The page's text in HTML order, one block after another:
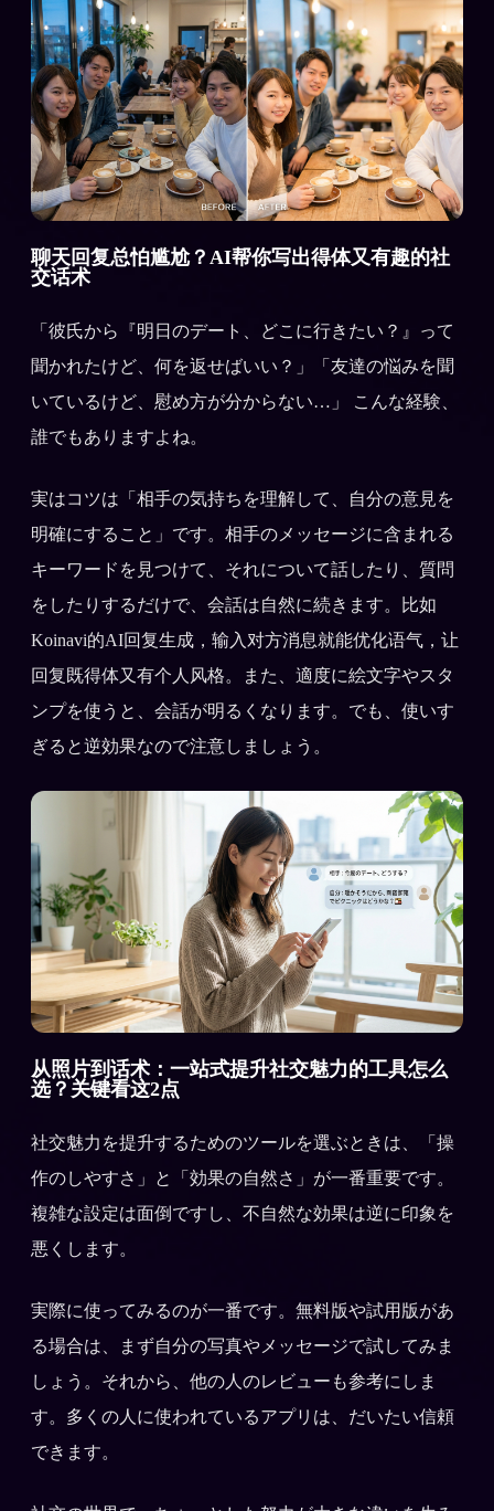
聊天回复总怕尴尬？AI帮你写出得体又有趣的社
交话术
「彼氏から『明日のデート、どこに行きたい？』って
聞かれたけど、何を返せばいい？」「友達の悩みを聞
いているけど、慰め方が分からない…」 こんな経験、
誰でもありますよね。
実はコツは「相手の気持ちを理解して、自分の意見を
明確にすること」です。相手のメッセージに含まれる
キーワードを見つけて、それについて話したり、質問
をしたりするだけで、会話は自然に続きます。比如
Koinavi的AI回复生成，输入对方消息就能优化语气，让
回复既得体又有个人风格。また、適度に絵文字やスタ
ンプを使うと、会話が明るくなります。でも、使いす
ぎると逆効果なので注意しましょう。
从照片到话术：一站式提升社交魅力的工具怎么
选？关键看这2点
社交魅力を提升するためのツールを選ぶときは、「操
作のしやすさ」と「効果の自然さ」が一番重要です。
複雑な設定は面倒ですし、不自然な効果は逆に印象を
悪くします。
実際に使ってみるのが一番です。無料版や試用版があ
る場合は、まず自分の写真やメッセージで試してみま
しょう。それから、他の人のレビューも参考にしま
す。多くの人に使われているアプリは、だいたい信頼
できます。